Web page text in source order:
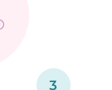
3